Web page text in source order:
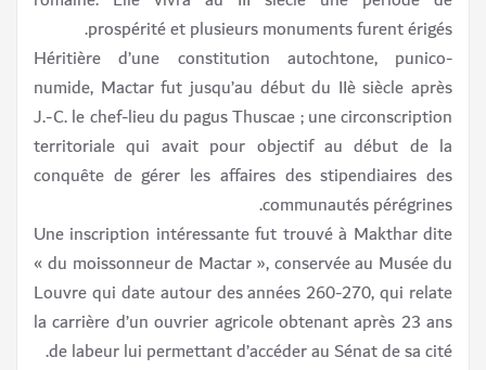
prospérité et plusieurs monuments furent érigés.
Héritière d’une constitution autochtone, punico-
numide, Mactar fut jusqu’au début du IIè siècle après
J.-C. le chef-lieu du pagus Thuscae ; une circonscription
territoriale qui avait pour objectif au début de la
conquête de gérer les affaires des stipendiaires des
communautés pérégrines.
Une inscription intéressante fut trouvé à Makthar dite
« du moissonneur de Mactar », conservée au Musée du
Louvre qui date autour des années 260-270, qui relate
la carrière d’un ouvrier agricole obtenant après 23 ans
de labeur lui permettant d’accéder au Sénat de sa cité.